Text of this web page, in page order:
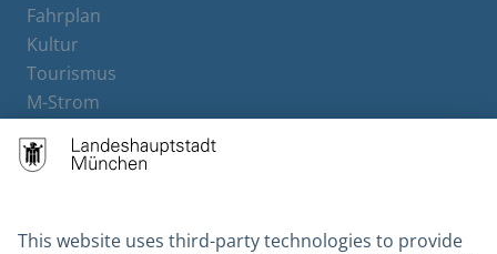
Fahrplan
Kultur
Tourismus
M-Strom
Hotels
Contact